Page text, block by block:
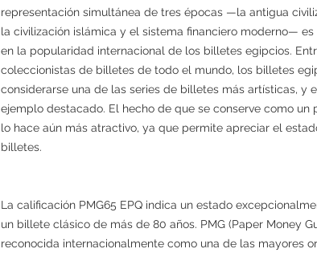
representación simultánea de tres épocas —la antigua
la civilización islámica y el sistema financiero moderno—
en la popularidad internacional de los billetes egipcios.
coleccionistas de billetes de todo el mundo, los billetes
considerarse una de las series de billetes más artísticas, y
ejemplo destacado. El hecho de que se conserve como un
lo hace aún más atractivo, ya que permite apreciar el
billetes.
La calificación PMG65 EPQ indica un estado
un billete clásico de más de 80 años. PMG (Paper Money
reconocida internacionalmente como una de las mayores